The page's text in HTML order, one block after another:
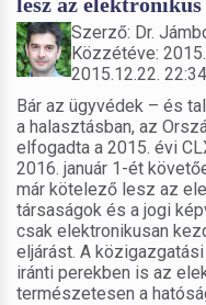
Szerző: Dr.
Közzétéve:
2015.12.22. 22:34
Bár az ügyvédek – és
a halasztásban, az
elfogadta a 2015. évi
2016. január 1-ét
már kötelező lesz az
társaságok és a jogi
csak elektronikusan
eljárást. A
iránti perekben is az
természetesen a